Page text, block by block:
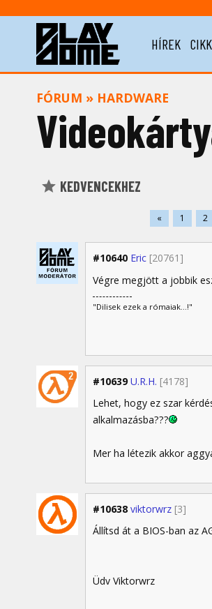
HÍREK
FÓRUM » HARDWARE
KEDVENCEKHEZ
« 1 2
#10640 Eric [20761]
Végre megjött a jobbik
"Dilisek ezek a rómaiak...!"
#10639 U.R.H. [4178]
Lehet, hogy ez szar
alkalmazásba???
Mer ha létezik akkor
#10638 viktorwrz [3]
Állítsd át a BIOS-ban az
Üdv Viktorwrz